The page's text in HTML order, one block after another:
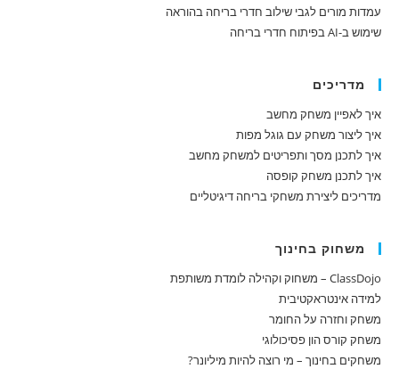
עמדות מורים לגבי שילוב חדרי בריחה בהוראה
שימוש ב-AI בפיתוח חדרי בריחה
מדריכים
איך לאפיין משחק מחשב
איך ליצור משחק עם גוגל מפות
איך לתכנן מסך ותפריטים למשחק מחשב
איך לתכנן משחק קופסה
מדריכים ליצירת משחקי בריחה דיגיטליים
משחוק בחינוך
ClassDojo – משחוק וקהילה לומדת משותפת
למידה אינטראקטיבית
משחק וחזרה על החומר
משחק קורס הון פסיכולוגי
משחקים בחינוך – מי רוצה להיות מיליונר?